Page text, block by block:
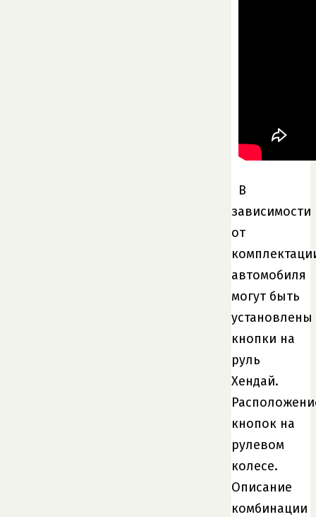
В
зависимости
от
автомобиля
могут быть
установлены
кнопки на
руль
Хендай.
кнопок на
рулевом
колесе.
Описание
комбинации